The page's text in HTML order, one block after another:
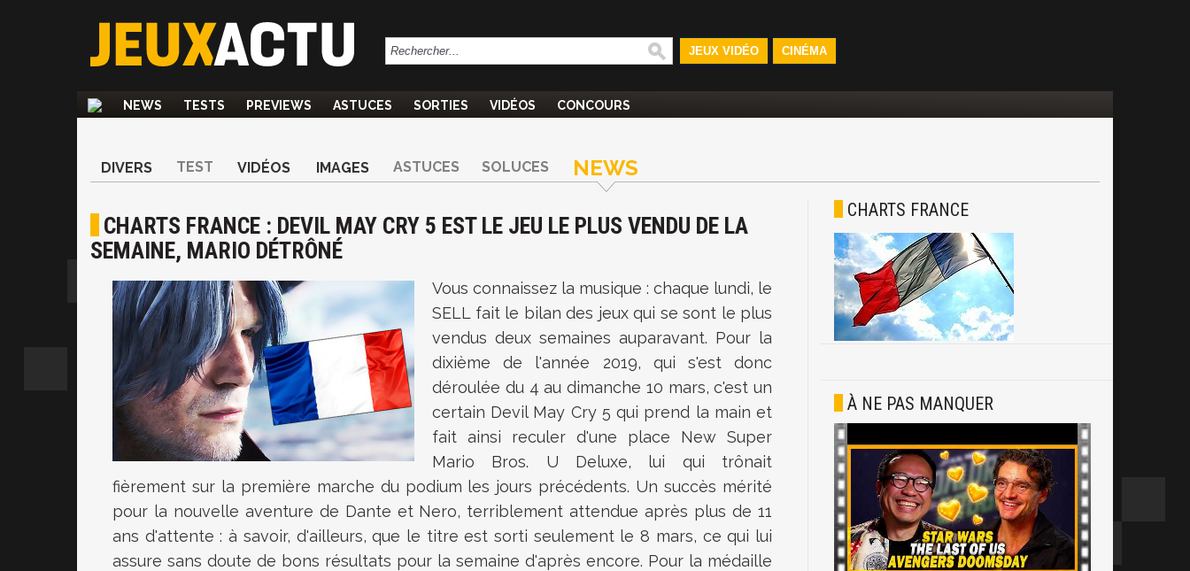
JEUX VIDÉO CINÉMA
NEWS TESTS PREVIEWS ASTUCES SORTIES VIDÉOS CONCOURS
DIVERS TEST VIDÉOS IMAGES ASTUCES SOLUCES NEWS
CHARTS FRANCE : DEVIL MAY CRY 5 EST LE JEU LE PLUS VENDU DE LA
SEMAINE, MARIO DÉTRÔNÉ
Vous connaissez la musique : chaque lundi, le
SELL fait le bilan des jeux qui se sont le plus
vendus deux semaines auparavant. Pour la
dixième de l'année 2019, qui s'est donc
déroulée du 4 au dimanche 10 mars, c'est un
certain Devil May Cry 5 qui prend la main et
fait ainsi reculer d'une place New Super
Mario Bros. U Deluxe, lui qui trônait
fièrement sur la première marche du podium les jours précédents. Un succès mérité
pour la nouvelle aventure de Dante et Nero, terriblement attendue après plus de 11
ans d'attente : à savoir, d'ailleurs, que le titre est sorti seulement le 8 mars, ce qui lui
assure sans doute de bons résultats pour la semaine d'après encore. Pour la médaille
CHARTS FRANCE
À NE PAS MANQUER